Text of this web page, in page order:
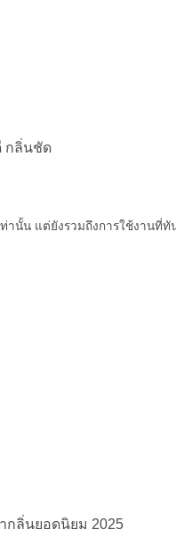
านั้น แต่ยังรวมถึงการใช้งานที่ทั